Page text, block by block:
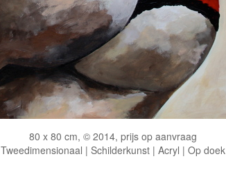
80 x 80 cm, © 2014, prijs op aanvraag
Tweedimensionaal | Schilderkunst | Acryl | Op doek